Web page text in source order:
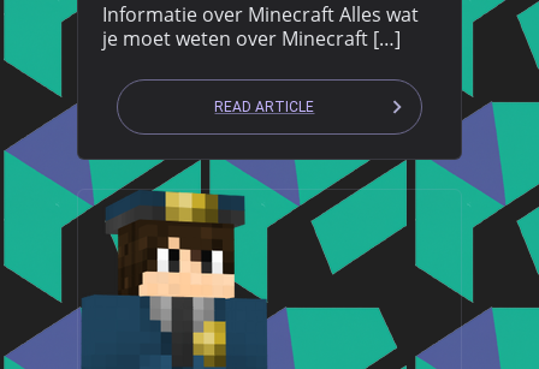
Informatie over Minecraft Alles wat
je moet weten over Minecraft […]
READ ARTICLE